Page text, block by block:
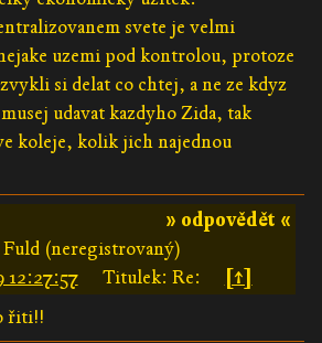
svete je velmi
uzemi pod kontrolou, protoze
si delat co chtej, a ne ze kdyz
udavat kazdyho Zida, tak
koleje, kolik jich najednou
» odpovědět «
(neregistrovaný)
12:27:57 Titulek: Re:
[↑]
řiti!!